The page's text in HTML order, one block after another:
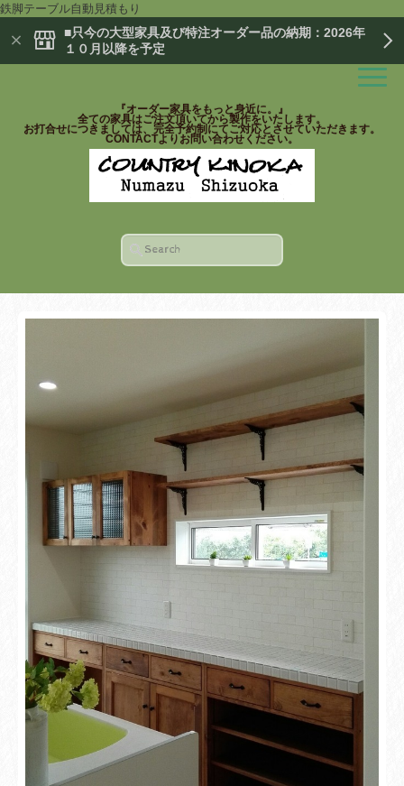
鉄脚テーブル自動見積もり
■只今の大型家具及び特注オーダー品の納期：2026年
１０月以降を予定
『オーダー家具をもっと身近に。』
全ての家具はご注文頂いてから製作をいたします。
お打合せにつきましては、完全予約制にてご対応とさせていただきます。
CONTACTよりお問い合わせください。